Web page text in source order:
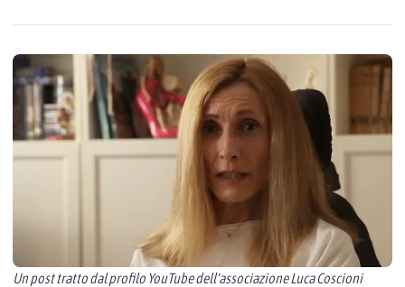
Un post tratto dal profilo YouTube dell'associazione Luca Coscioni